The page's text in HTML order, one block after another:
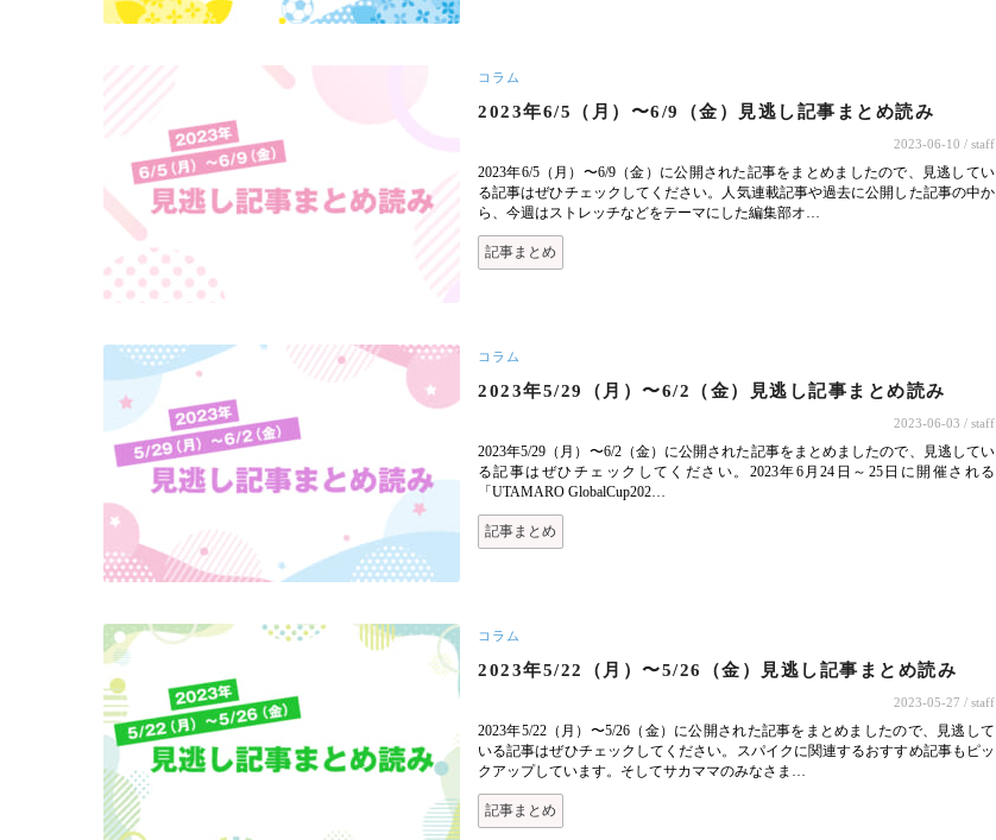
コラム
2023年6/5（月）〜6/9（金）見逃し記事まとめ読み
2023-06-10 / staff
2023年6/5（月）〜6/9（金）に公開された記事をまとめましたので、見逃してい
る記事はぜひチェックしてください。人気連載記事や過去に公開した記事の中か
ら、今週はストレッチなどをテーマにした編集部オ…
記事まとめ
コラム
2023年5/29（月）〜6/2（金）見逃し記事まとめ読み
2023-06-03 / staff
2023年5/29（月）〜6/2（金）に公開された記事をまとめましたので、見逃してい
る記事はぜひチェックしてください。2023年6月24日～25日に開催される
「UTAMARO GlobalCup202…
記事まとめ
コラム
2023年5/22（月）〜5/26（金）見逃し記事まとめ読み
2023-05-27 / staff
2023年5/22（月）〜5/26（金）に公開された記事をまとめましたので、見逃して
いる記事はぜひチェックしてください。スパイクに関連するおすすめ記事もピッ
クアップしています。そしてサカママのみなさま…
記事まとめ